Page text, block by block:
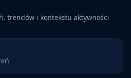
trendów i kontekstu aktywności